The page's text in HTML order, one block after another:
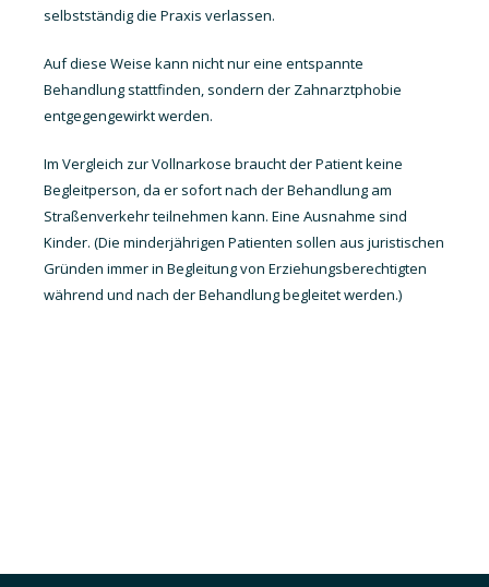
selbstständig die Praxis verlassen.
Auf diese Weise kann nicht nur eine entspannte
Behandlung stattfinden, sondern der Zahnarztphobie
entgegengewirkt werden.
Im Vergleich zur Vollnarkose braucht der Patient keine
Begleitperson, da er sofort nach der Behandlung am
Straßenverkehr teilnehmen kann. Eine Ausnahme sind
Kinder. (Die minderjährigen Patienten sollen aus juristischen
Gründen immer in Begleitung von Erziehungsberechtigten
während und nach der Behandlung begleitet werden.)